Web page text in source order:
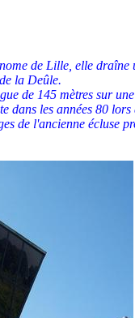
de Lille, elle
la Deûle.
de 145 mètres sur
dans les années 80
de l'ancienne écluse